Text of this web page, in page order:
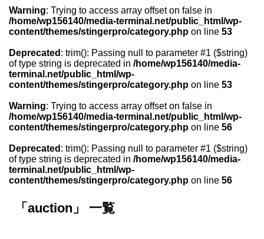
Warning: Trying to access array offset on false in
/home/wp156140/media-terminal.net/public_html/wp-
content/themes/stingerpro/category.php on line 53
Deprecated : trim(): Passing null to parameter #1 ($string)
of type string is deprecated in /home/wp156140/media-
terminal.net/public_html/wp-
content/themes/stingerpro/category.php on line 53
Warning: Trying to access array offset on false in
/home/wp156140/media-terminal.net/public_html/wp-
content/themes/stingerpro/category.php on line 56
Deprecated : trim(): Passing null to parameter #1 ($string)
of type string is deprecated in /home/wp156140/media-
terminal.net/public_html/wp-
content/themes/stingerpro/category.php on line 56
「auction」 一覧